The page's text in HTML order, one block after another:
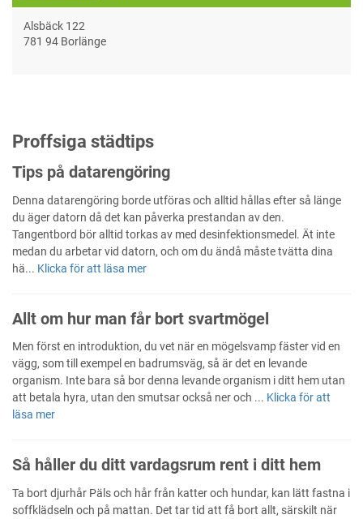
Alsbäck 122
781 94 Borlänge
Proffsiga städtips
Tips på datarengöring
Denna datarengöring borde utföras och alltid hållas efter så länge
du äger datorn då det kan påverka prestandan av den.
Tangentbord bör alltid torkas av med desinfektionsmedel. Ät inte
medan du arbetar vid datorn, och om du ändå måste tvätta dina
hä... Klicka för att läsa mer
Allt om hur man får bort svartmögel
Men först en introduktion, du vet när en mögelsvamp fäster vid en
vägg, som till exempel en badrumsväg, så är det en levande
organism. Inte bara så bor denna levande organism i ditt hem utan
att betala hyra, utan den smutsar också ner och ... Klicka för att
läsa mer
Så håller du ditt vardagsrum rent i ditt hem
Ta bort djurhår Päls och hår från katter och hundar, kan lätt fastna i
soffklädseln och på mattan. Det tar tid att få bort allt, särskilt när